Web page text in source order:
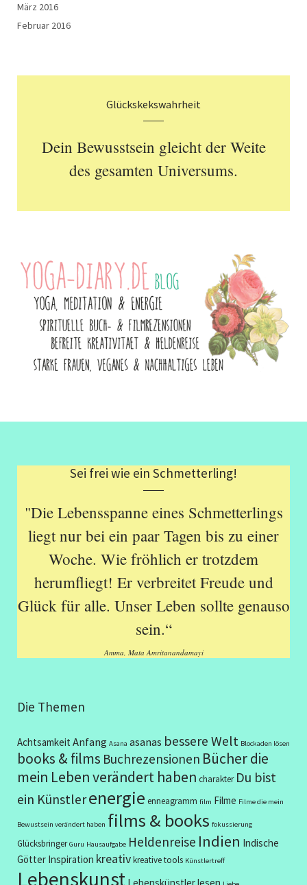
März 2016
Februar 2016
Glückskekswahrheit
Dein Bewusstsein gleicht der Weite
des gesamten Universums.
Sei frei wie ein Schmetterling!
"Die Lebensspanne eines Schmetterlings
liegt nur bei ein paar Tagen bis zu einer
Woche. Wie fröhlich er trotzdem
herumfliegt! Er verbreitet Freude und
Glück für alle. Unser Leben sollte genauso
sein.“
Amma, Mata Amritanandamayi
Die Themen
Achtsamkeit Anfang Asana asanas bessere Welt Blockaden lösen
books & films Buchrezensionen Bücher die
mein Leben verändert haben charakter Du bist
ein Künstlerenergie enneagramm film Filme Filme die mein
Bewustsein verändert haben films & books fokussierung
Glücksbringer Guru Hausaufgabe Heldenreise Indien Indische
Götter Inspiration kreativkreative tools Künstlertreff
Lebenskunst